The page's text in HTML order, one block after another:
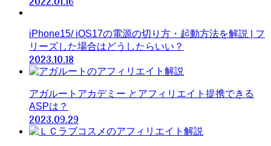
iPhone15/ iOS17の電源の切り方・起動方法を解説 | フ
リーズした場合はどうしたらいい？
2023.10.18
アガルートアカデミー とアフィリエイト提携できる
ASPは？
2023.09.29